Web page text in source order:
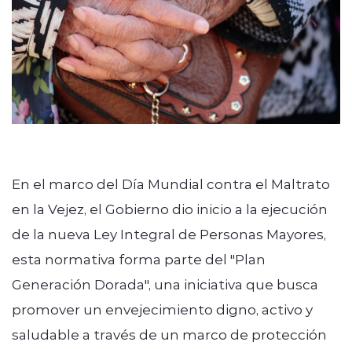
En el marco del Día Mundial contra el Maltrato
en la Vejez, el Gobierno dio inicio a la ejecución
de la nueva Ley Integral de Personas Mayores,
esta normativa forma parte del "Plan
Generación Dorada", una iniciativa que busca
promover un envejecimiento digno, activo y
saludable a través de un marco de protección